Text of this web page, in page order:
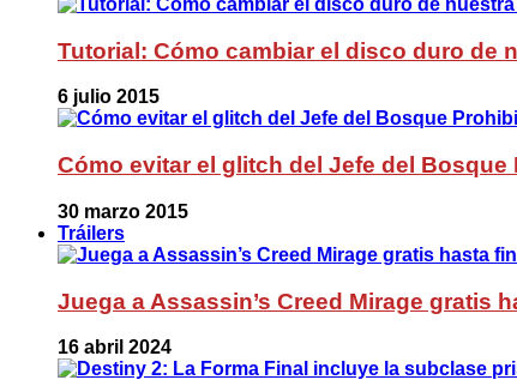
Tutorial: Cómo cambiar el disco duro de
6 julio 2015
Cómo evitar el glitch del Jefe del
30 marzo 2015
Tráilers
Juega a Assassin’s Creed Mirage gratis
16 abril 2024